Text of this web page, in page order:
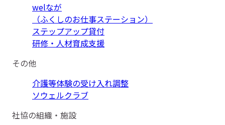
welなが
（ふくしのお仕事ステーション）
ステップアップ貸付
研修・人材育成支援
その他
介護等体験の受け入れ調整
ソウェルクラブ
社協の組織・施設